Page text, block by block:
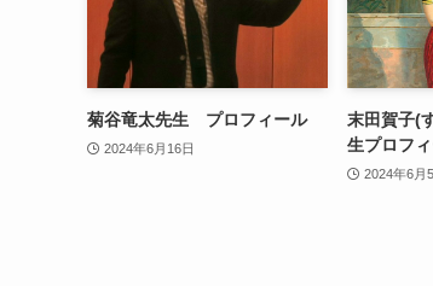
菊谷竜太先生 プロフィール
2024年6月16日
末田賀子(
生プロフ
2024年6月